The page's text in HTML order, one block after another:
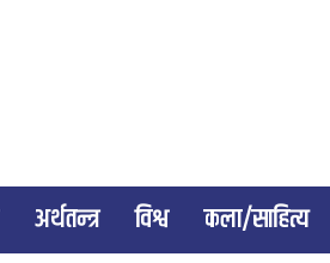
अर्थतन्त्र विश्व कला/साहित्य